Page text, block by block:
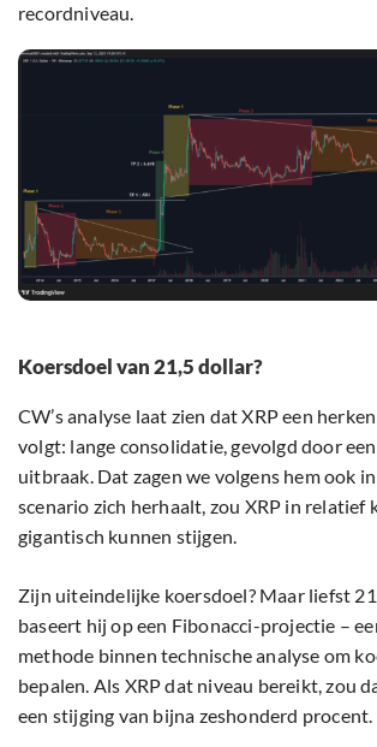
recordniveau.
Koersdoel van 21,5 dollar?
CW’s analyse laat zien dat XRP een
volgt: lange consolidatie, gevolgd door
uitbraak. Dat zagen we volgens hem ook
scenario zich herhaalt, zou XRP in relatief
gigantisch kunnen stijgen.
Zijn uiteindelijke koersdoel? Maar liefst
baseert hij op een Fibonacci-projectie –
methode binnen technische analyse om
bepalen. Als XRP dat niveau bereikt, zou
een stijging van bijna zeshonderd procent.